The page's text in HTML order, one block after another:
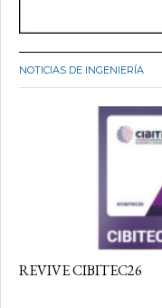
NOTICIAS DE INGENIERÍA
REVIVE CIBITEC26